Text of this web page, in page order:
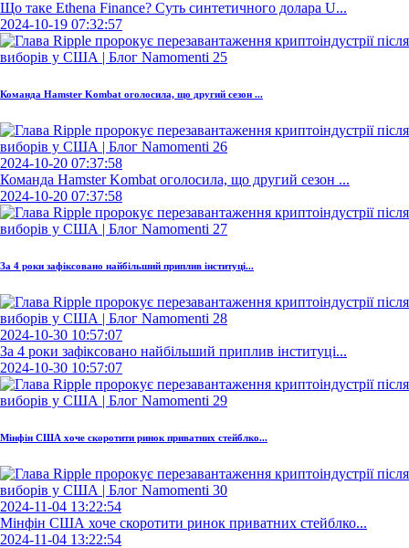
Що таке Ethena Finance? Суть синтетичного долара U...
2024-10-19 07:32:57
Команда Hamster Kombat оголосила, що другий сезон ...
2024-10-20 07:37:58
Команда Hamster Kombat оголосила, що другий сезон ...
2024-10-20 07:37:58
За 4 роки зафіксовано найбільший приплив інституці...
2024-10-30 10:57:07
За 4 роки зафіксовано найбільший приплив інституці...
2024-10-30 10:57:07
Мінфін США хоче скоротити ринок приватних стейблко...
2024-11-04 13:22:54
Мінфін США хоче скоротити ринок приватних стейблко...
2024-11-04 13:22:54